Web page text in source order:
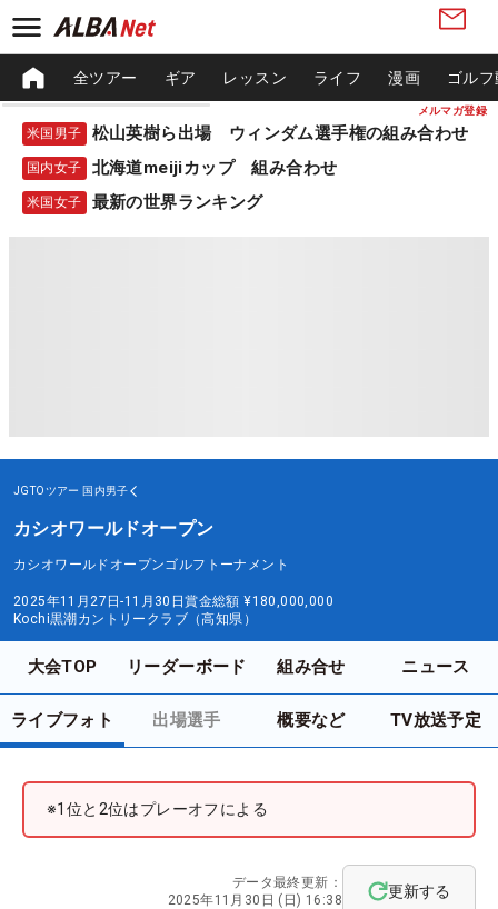
メルマガ登録
全ツアー ギア レッスン ライフ 漫画 ゴル
米国男子 松山英樹ら出場 ウィンダム選手権の組み合わせ
国内女子 北海道meijiカップ 組み合わせ
米国女子 最新の世界ランキング
JGTOツアー 国内男子
カシオワールドオープン
カシオワールドオープンゴルフトーナメント
2025年11月27日-11月30日賞金総額 ¥180,000,000
Kochi黒潮カントリークラブ（高知県）
大会TOP リーダーボード 組み合せ ニュース
ライブフォト 出場選手 概要など TV放送予定
※1位と2位はプレーオフによる
データ最終更新：
2025年11月30日 (日) 16:38
更新する